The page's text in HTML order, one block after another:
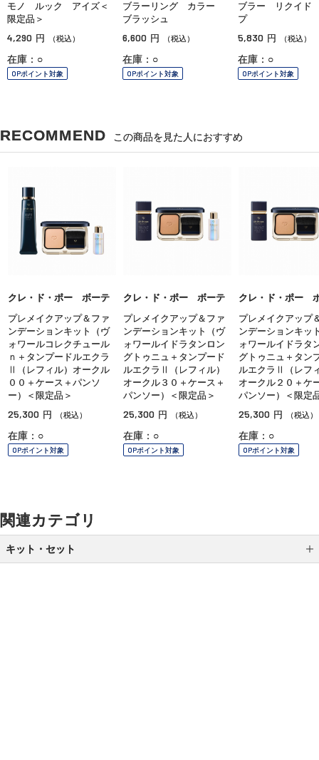
モノ ルック アイズ＜
限定品＞
4,290 円 （税込）
在庫：○
OPポイント対象
ブラーリング カラー
ブラッシュ
6,600 円 （税込）
在庫：○
OPポイント対象
ブラー リクイド
プ
5,830 円 （税込）
在庫：○
OPポイント対象
RECOMMEND この商品を見た人におすすめ
クレ・ド・ポー ボーテ
プレメイクアップ＆ファ
ンデーションキット（ヴ
ォワールコレクチュール
ｎ＋タンプードルエクラ
Ⅱ（レフィル）オークル
００＋ケース＋パンソ
ー）＜限定品＞
25,300 円 （税込）
在庫：○
OPポイント対象
クレ・ド・ポー ボーテ
プレメイクアップ＆ファ
ンデーションキット（ヴ
ォワールイドラタンロン
グトゥニュ＋タンプード
ルエクラⅡ（レフィル）
オークル３０＋ケース＋
パンソー）＜限定品＞
25,300 円 （税込）
在庫：○
OPポイント対象
クレ・ド・ポー
プレメイクアップ
ンデーションキッ
ォワールイドラタ
グトゥニュ＋タン
ルエクラⅡ（レフ
オークル２０＋ケ
パンソー）＜限定
25,300 円 （税込）
在庫：○
OPポイント対象
関連カテゴリ
キット・セット